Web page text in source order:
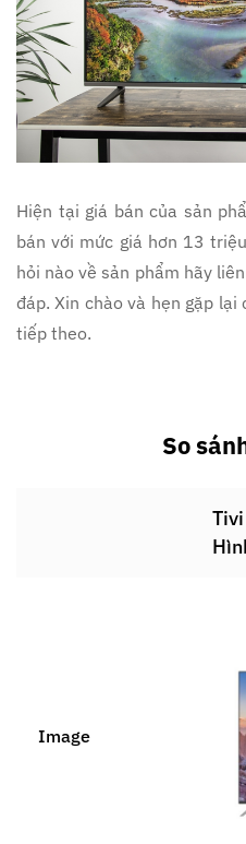
Hiện tại giá bán của sản
bán với mức giá hơn 13
hỏi nào về sản phẩm hãy
đáp. Xin chào và hẹn gặp lại
tiếp theo.
So
Image